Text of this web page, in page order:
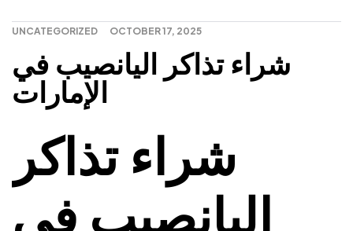
UNCATEGORIZED OCTOBER 17, 2025
شراء تذاكر اليانصيب في
الإمارات
شراء تذاكر
اليانصيب في